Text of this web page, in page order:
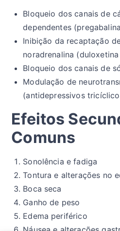
Bloqueio dos canais de
dependentes
Inibição da recaptação
noradrenalina
Bloqueio dos canais de
Modulação de
(antidepressivos
Efeitos
Comuns
Sonolência e fadiga
Tontura e alterações no
Boca seca
Ganho de peso
Edema periférico